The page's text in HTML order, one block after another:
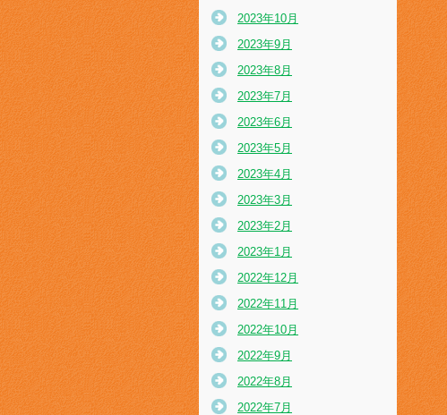
2023年10月
2023年9月
2023年8月
2023年7月
2023年6月
2023年5月
2023年4月
2023年3月
2023年2月
2023年1月
2022年12月
2022年11月
2022年10月
2022年9月
2022年8月
2022年7月